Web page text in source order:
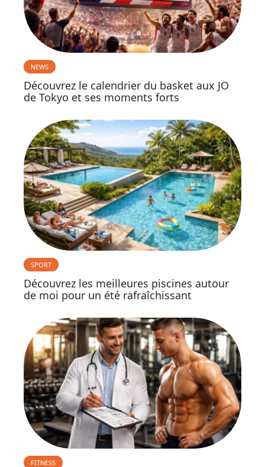
NEWS
Découvrez le calendrier du basket aux JO
de Tokyo et ses moments forts
SPORT
Découvrez les meilleures piscines autour
de moi pour un été rafraîchissant
FITNESS